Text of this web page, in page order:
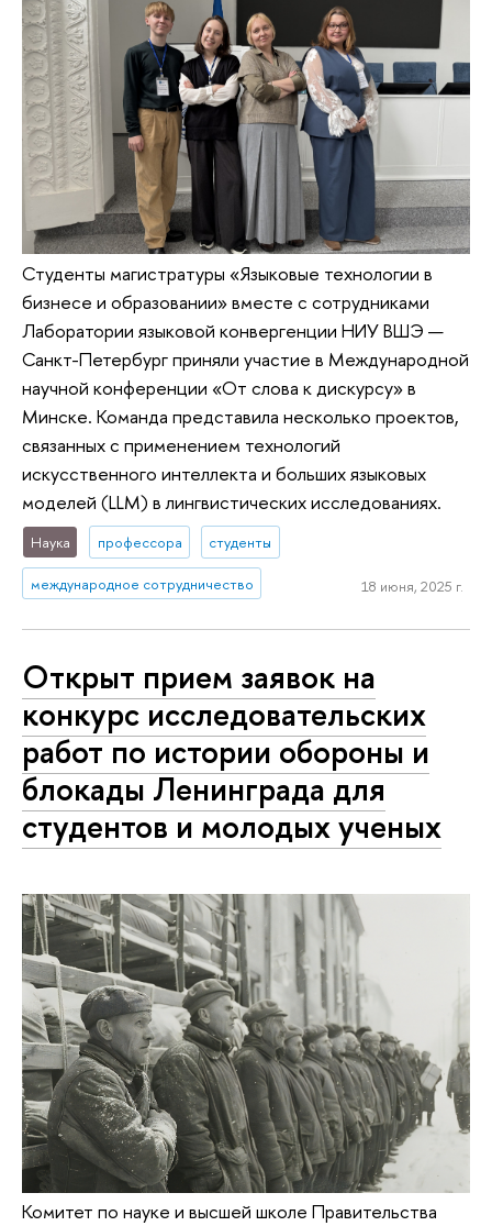
Студенты магистратуры «Языковые технологии в
бизнесе и образовании» вместе с сотрудниками
Лаборатории языковой конвергенции НИУ ВШЭ —
Санкт-Петербург приняли участие в Международной
научной конференции «От слова к дискурсу» в
Минске. Команда представила несколько проектов,
связанных с применением технологий
искусственного интеллекта и больших языковых
моделей (LLM) в лингвистических исследованиях.
Наука профессора студенты
международное сотрудничество 18 июня, 2025 г.
Открыт прием заявок на
конкурс исследовательских
работ по истории обороны и
блокады Ленинграда для
студентов и молодых ученых
Комитет по науке и высшей школе Правительства